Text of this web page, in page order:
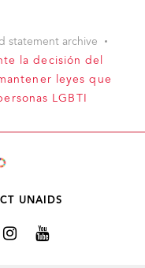
statement archive
la decisión del
leyes que
LGBTI
UNAIDS